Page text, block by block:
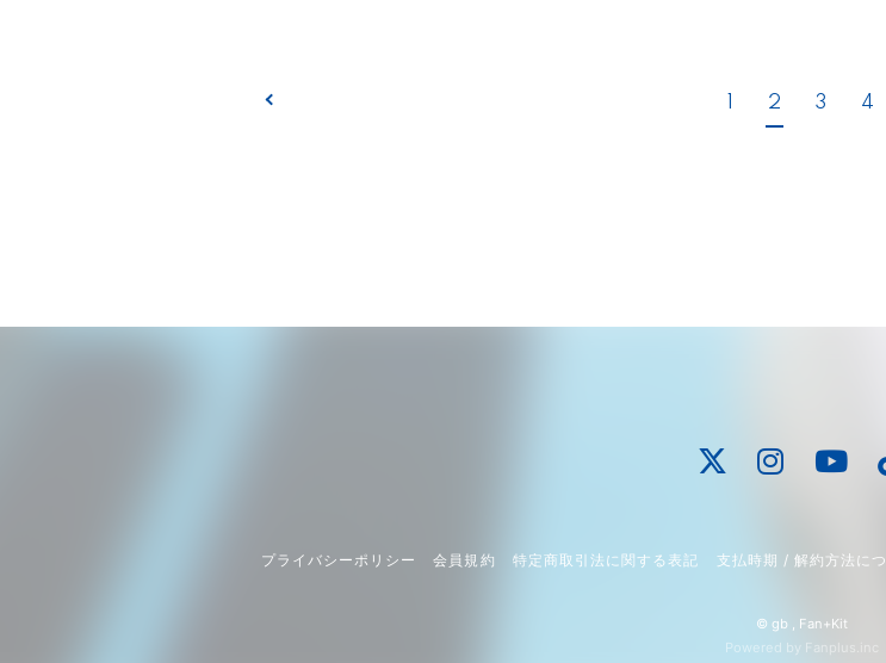
1 2 3 4
プライバシーポリシー 会員規約 特定商取引法に関する表記 支払時期 / 解約方法に
© gb , Fan+Kit
Powered by Fanplus.inc